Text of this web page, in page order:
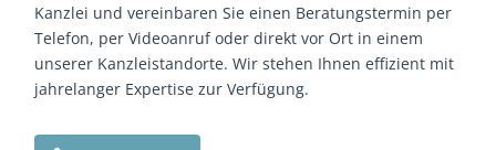
Kanzlei und vereinbaren Sie einen Beratungstermin per
Telefon, per Videoanruf oder direkt vor Ort in einem
unserer Kanzleistandorte. Wir stehen Ihnen effizient mit
jahrelanger Expertise zur Verfügung.